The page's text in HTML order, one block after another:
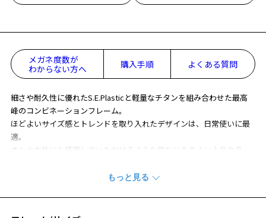
メガネ度数が
わからない方へ
購入手順 よくある質問
細さや耐久性に優れたS.E.Plasticと軽量なチタンを組み合わせた最高
峰のコンビネーションフレーム。
ほどよいサイズ感とトレンドを取り入れたデザインは、日常使いに最
適。
オトナ女性にも使用していただけるような肌なじみのよい上品カラー
CLASSIC(クラシック) 特集ページをみる